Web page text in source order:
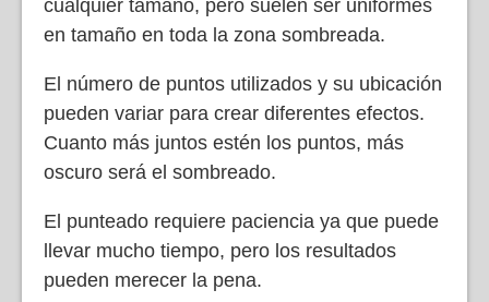
cualquier tamaño, pero suelen ser uniformes
en tamaño en toda la zona sombreada.
El número de puntos utilizados y su ubicación
pueden variar para crear diferentes efectos.
Cuanto más juntos estén los puntos, más
oscuro será el sombreado.
El punteado requiere paciencia ya que puede
llevar mucho tiempo, pero los resultados
pueden merecer la pena.